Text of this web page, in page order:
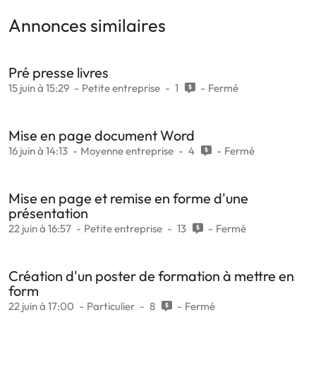
Annonces similaires
Pré presse livres
15 juin à 15:29 Petite entreprise 1 Fermé
Mise en page document Word
16 juin à 14:13 Moyenne entreprise 4 Fermé
Mise en page et remise en forme d'une
présentation
22 juin à 16:57 Petite entreprise 13 Fermé
Création d'un poster de formation à mettre en
form
22 juin à 17:00 Particulier 8 Fermé